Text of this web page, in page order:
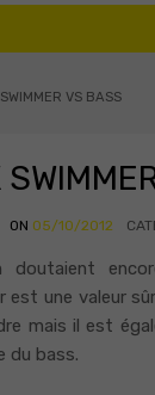
VS BASS
ON 05/10/2012
est une valeur
mais il est
du bass.